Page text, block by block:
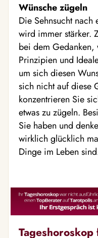
Wünsche zügeln
Die Sehnsucht nach
wird immer stärker.
bei dem Gedanken,
Prinzipien und
um sich diesen
sich nicht auf diese
konzentrieren Sie
etwas zu zügeln.
Sie haben und
wirklich glücklich
Dinge im Leben